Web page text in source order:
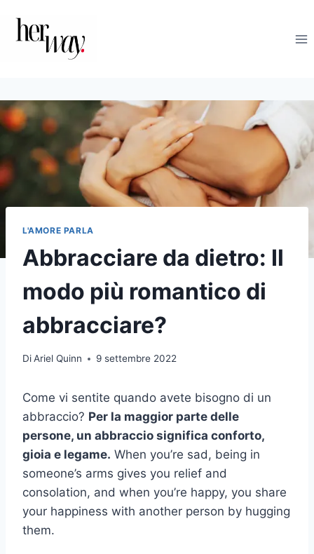
contenuto
L'AMORE PARLA
Abbracciare da dietro: Il
modo più romantico di
abbracciare?
DiAriel Quinn 9 settembre 2022
Come vi sentite quando avete bisogno di un
abbraccio? Per la maggior parte delle
persone, un abbraccio significa conforto,
gioia e legame. When you’re sad, being in
someone’s arms gives you relief and
consolation, and when you’re happy, you share
your happiness with another person by hugging
them.